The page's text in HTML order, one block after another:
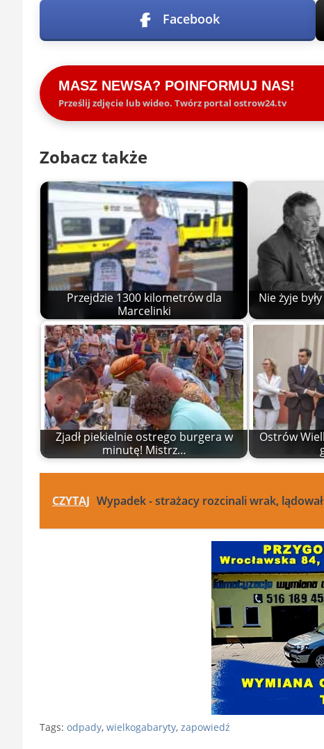
Facebook
MASZ NEWSA? POINFORMUJ NAS!
Prześlij zdjęcie lub wideo. Twórz portal ostrow24.tv
Zobacz także
Przejdzie 1300 kilometrów dla
Marcelinki
Nie żyje
Zjadł piekielnie ostrego burgera w
minutę! Mistrz…
Ostrów
CZYTAJ Wypadek - strażacy rozcinali wrak, lądował
Tags: odpady, wielkogabaryty, zapowiedź